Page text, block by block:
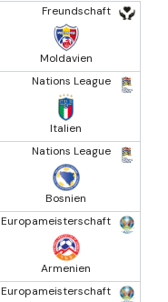
Freundschaft
Moldavien
Nations League
Italien
Nations League
Bosnien
Europameisterschaft
Armenien
Europameisterschaft